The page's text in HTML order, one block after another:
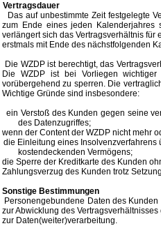
Vertragsdauer
auf unbestimmte Zeit festgelegte
zum Ende eines jeden Kalenderjahres
verlängert sich das Vertragsverhältnis
erstmals mit Ende des nächstfolgenden
WZDP ist berechtigt, das
Die WZDP ist bei Vorliegen
vorübergehend zu sperren. Die
Wichtige Gründe sind insbesondere:
ein Verstoß des Kunden gegen seine
des Datenzugriffes;
wenn der Content der WZDP nicht mehr
die Einleitung eines
kostendeckenden Vermögens;
die Sperre der Kreditkarte des Kunden
Zahlungsverzug des Kunden trotz
Sonstige Bestimmungen
Daten des Kunden
zur Abwicklung des
zur Daten(weiter)verarbeitung.